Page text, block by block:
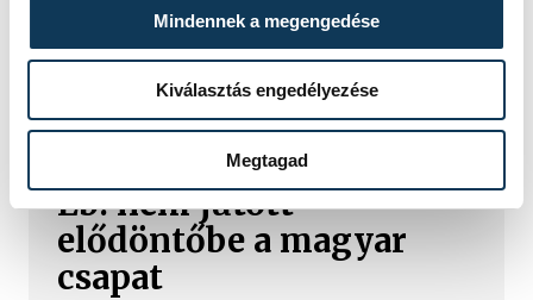
Mindennek a megengedése
Kiválasztás engedélyezése
Megtagad
TOVÁBBI CIKKEK
Férfi kézilabda ifjúsági
Eb: nem jutott
elődöntőbe a magyar
csapat